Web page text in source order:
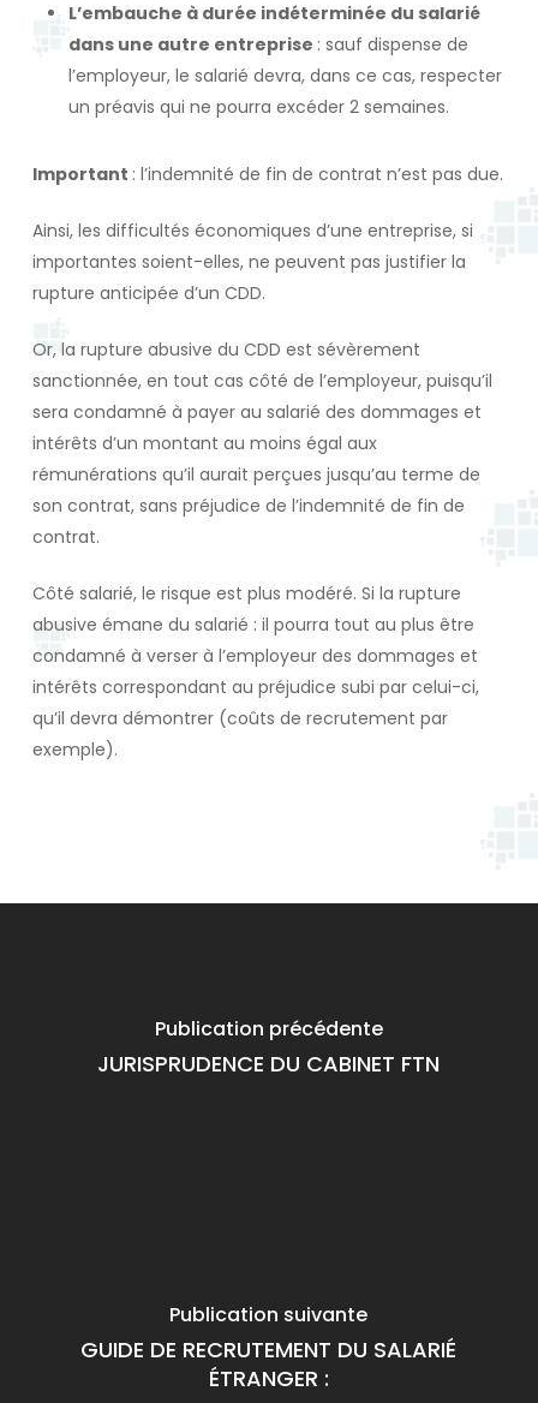
L’embauche à durée indéterminée du salarié
dans une autre entreprise : sauf dispense de
l’employeur, le salarié devra, dans ce cas, respecter
un préavis qui ne pourra excéder 2 semaines.
Important : l’indemnité de fin de contrat n’est pas due.
Ainsi, les difficultés économiques d’une entreprise, si
importantes soient-elles, ne peuvent pas justifier la
rupture anticipée d’un CDD.
Or, la rupture abusive du CDD est sévèrement
sanctionnée, en tout cas côté de l’employeur, puisqu’il
sera condamné à payer au salarié des dommages et
intérêts d’un montant au moins égal aux
rémunérations qu’il aurait perçues jusqu’au terme de
son contrat, sans préjudice de l’indemnité de fin de
contrat.
Côté salarié, le risque est plus modéré. Si la rupture
abusive émane du salarié : il pourra tout au plus être
condamné à verser à l’employeur des dommages et
intérêts correspondant au préjudice subi par celui-ci,
qu’il devra démontrer (coûts de recrutement par
exemple).
Publication précédente
JURISPRUDENCE DU CABINET FTN
Publication suivante
GUIDE DE RECRUTEMENT DU SALARIÉ
ÉTRANGER :